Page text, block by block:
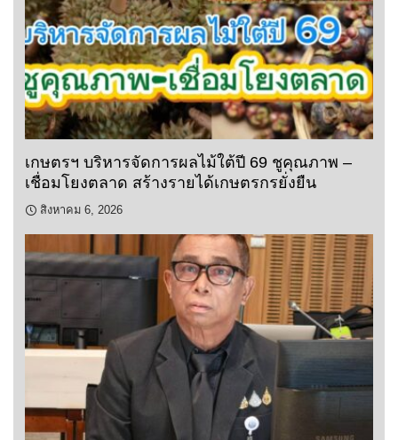
เกษตรฯ บริหารจัดการผลไม้ใต้ปี 69 ชูคุณภาพ –
เชื่อมโยงตลาด สร้างรายได้เกษตรกรยั่งยืน
สิงหาคม 6, 2026